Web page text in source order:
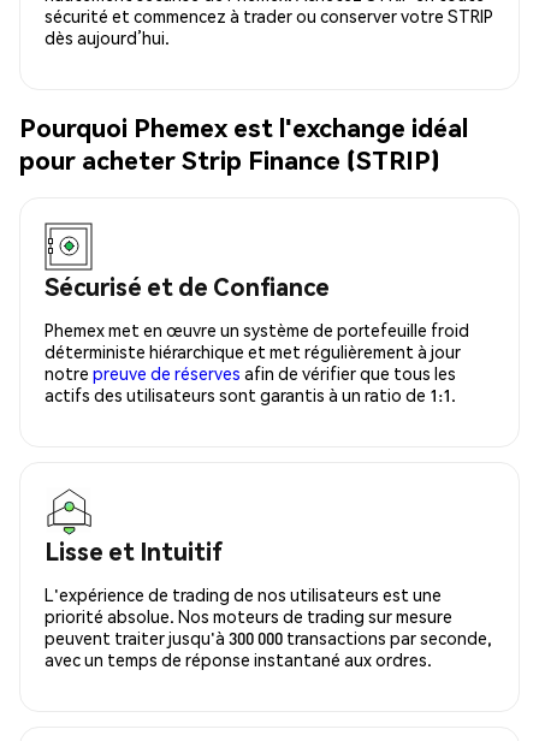
sécurité et commencez à trader ou conserver votre STRIP
dès aujourd’hui.
Pourquoi Phemex est l'exchange idéal
pour acheter Strip Finance (STRIP)
Sécurisé et de Confiance
Phemex met en œuvre un système de portefeuille froid
déterministe hiérarchique et met régulièrement à jour
notre preuve de réserves afin de vérifier que tous les
actifs des utilisateurs sont garantis à un ratio de 1:1.
Lisse et Intuitif
L'expérience de trading de nos utilisateurs est une
priorité absolue. Nos moteurs de trading sur mesure
peuvent traiter jusqu'à 300 000 transactions par seconde,
avec un temps de réponse instantané aux ordres.